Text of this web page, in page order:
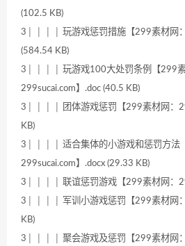
(102.5 KB)
3│ │ │ │ 玩游戏惩罚措施【299素材网
(584.54 KB)
3│ │ │ │ 玩游戏100大处罚条例【299素
299sucai.com】.doc (40.5 KB)
3│ │ │ │ 团体游戏惩罚【299素材网：
KB)
3│ │ │ │ 适合集体的小游戏和惩罚方法
299sucai.com】.docx (29.33 KB)
3│ │ │ │ 联谊惩罚游戏【299素材网：
3│ │ │ │ 军训小游戏惩罚【299素材网
KB)
3│ │ │ │ 聚会游戏及惩罚【299素材网